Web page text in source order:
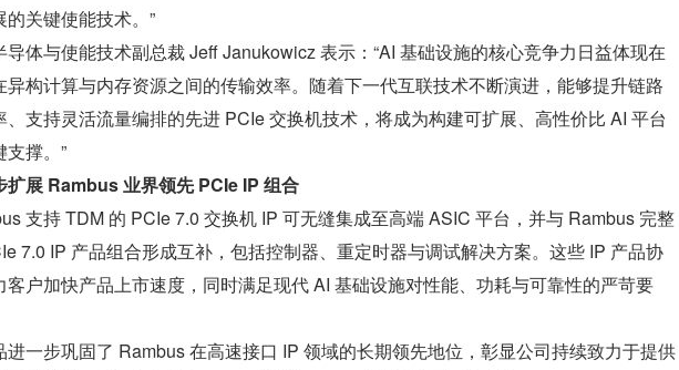
的关键使能技术。”
导体与使能技术副总裁 Jeff Janukowicz 表示：“AI 基础设施的核心竞争力日益体现在
异构计算与内存资源之间的传输效率。随着下一代互联技术不断演进，能够提升链路
、支持灵活流量编排的先进 PCIe 交换机技术，将成为构建可扩展、高性价比 AI 平台
支撑。”
扩展 Rambus 业界领先 PCIe IP 组合
支持 TDM 的 PCIe 7.0 交换机 IP 可无缝集成至高端 ASIC 平台，并与 Rambus 完整
7.0 IP 产品组合形成互补，包括控制器、重定时器与调试解决方案。这些 IP 产品协
客户加快产品上市速度，同时满足现代 AI 基础设施对性能、功耗与可靠性的严苛要
进一步巩固了 Rambus 在高速接口 IP 领域的长期领先地位，彰显公司持续致力于提供